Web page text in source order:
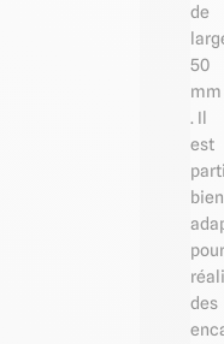
de
50
mm
. Il
est
bien
pour
des